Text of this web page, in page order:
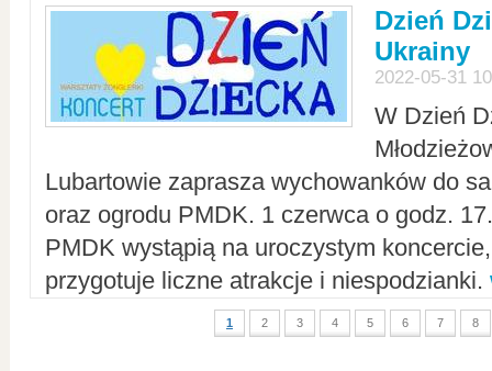
Dzień
Ukrainy
2022-05-31
W Dzień
Lubartowie zaprasza wychowanków do
oraz ogrodu PMDK. 1 czerwca o godz.
PMDK wystąpią na uroczystym
przygotuje liczne atrakcje i niespodzianki.
1 2 3 4 5 6 7 8